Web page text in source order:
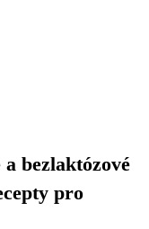
a bezlaktózové
pro